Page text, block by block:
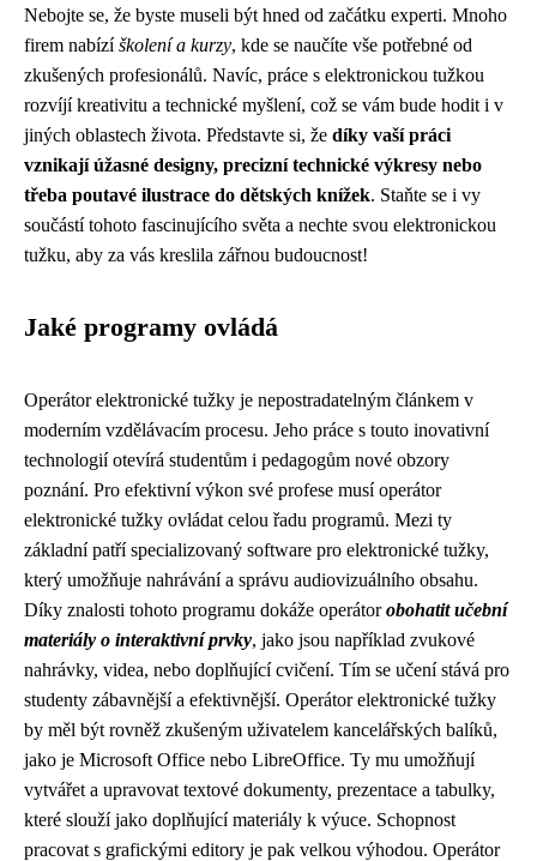
Nebojte se, že byste museli být hned od začátku experti. Mnoho
firem nabízíškolení a kurzy, kde se naučíte vše potřebné od
zkušených profesionálů. Navíc, práce s elektronickou tužkou
rozvíjí kreativitu a technické myšlení, což se vám bude hodit i v
jiných oblastech života. Představte si, že díky vaší práci
vznikají úžasné designy, precizní technické výkresy nebo
třeba poutavé ilustrace do dětských knížek. Staňte se i vy
součástí tohoto fascinujícího světa a nechte svou elektronickou
tužku, aby za vás kreslila zářnou budoucnost!
Jaké programy ovládá
Operátor elektronické tužky je nepostradatelným článkem v
moderním vzdělávacím procesu. Jeho práce s touto inovativní
technologií otevírá studentům i pedagogům nové obzory
poznání. Pro efektivní výkon své profese musí operátor
elektronické tužky ovládat celou řadu programů. Mezi ty
základní patří specializovaný software pro elektronické tužky,
který umožňuje nahrávání a správu audiovizuálního obsahu.
Díky znalosti tohoto programu dokáže operátorobohatit učební
materiály o interaktivní prvky, jako jsou například zvukové
nahrávky, videa, nebo doplňující cvičení. Tím se učení stává pro
studenty zábavnější a efektivnější. Operátor elektronické tužky
by měl být rovněž zkušeným uživatelem kancelářských balíků,
jako je Microsoft Office nebo LibreOffice. Ty mu umožňují
vytvářet a upravovat textové dokumenty, prezentace a tabulky,
které slouží jako doplňující materiály k výuce. Schopnost
pracovat s grafickými editory je pak velkou výhodou. Operátor